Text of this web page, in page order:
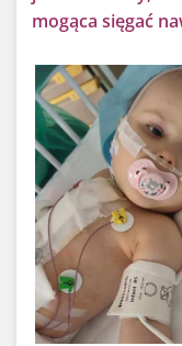
mogąca sięgać